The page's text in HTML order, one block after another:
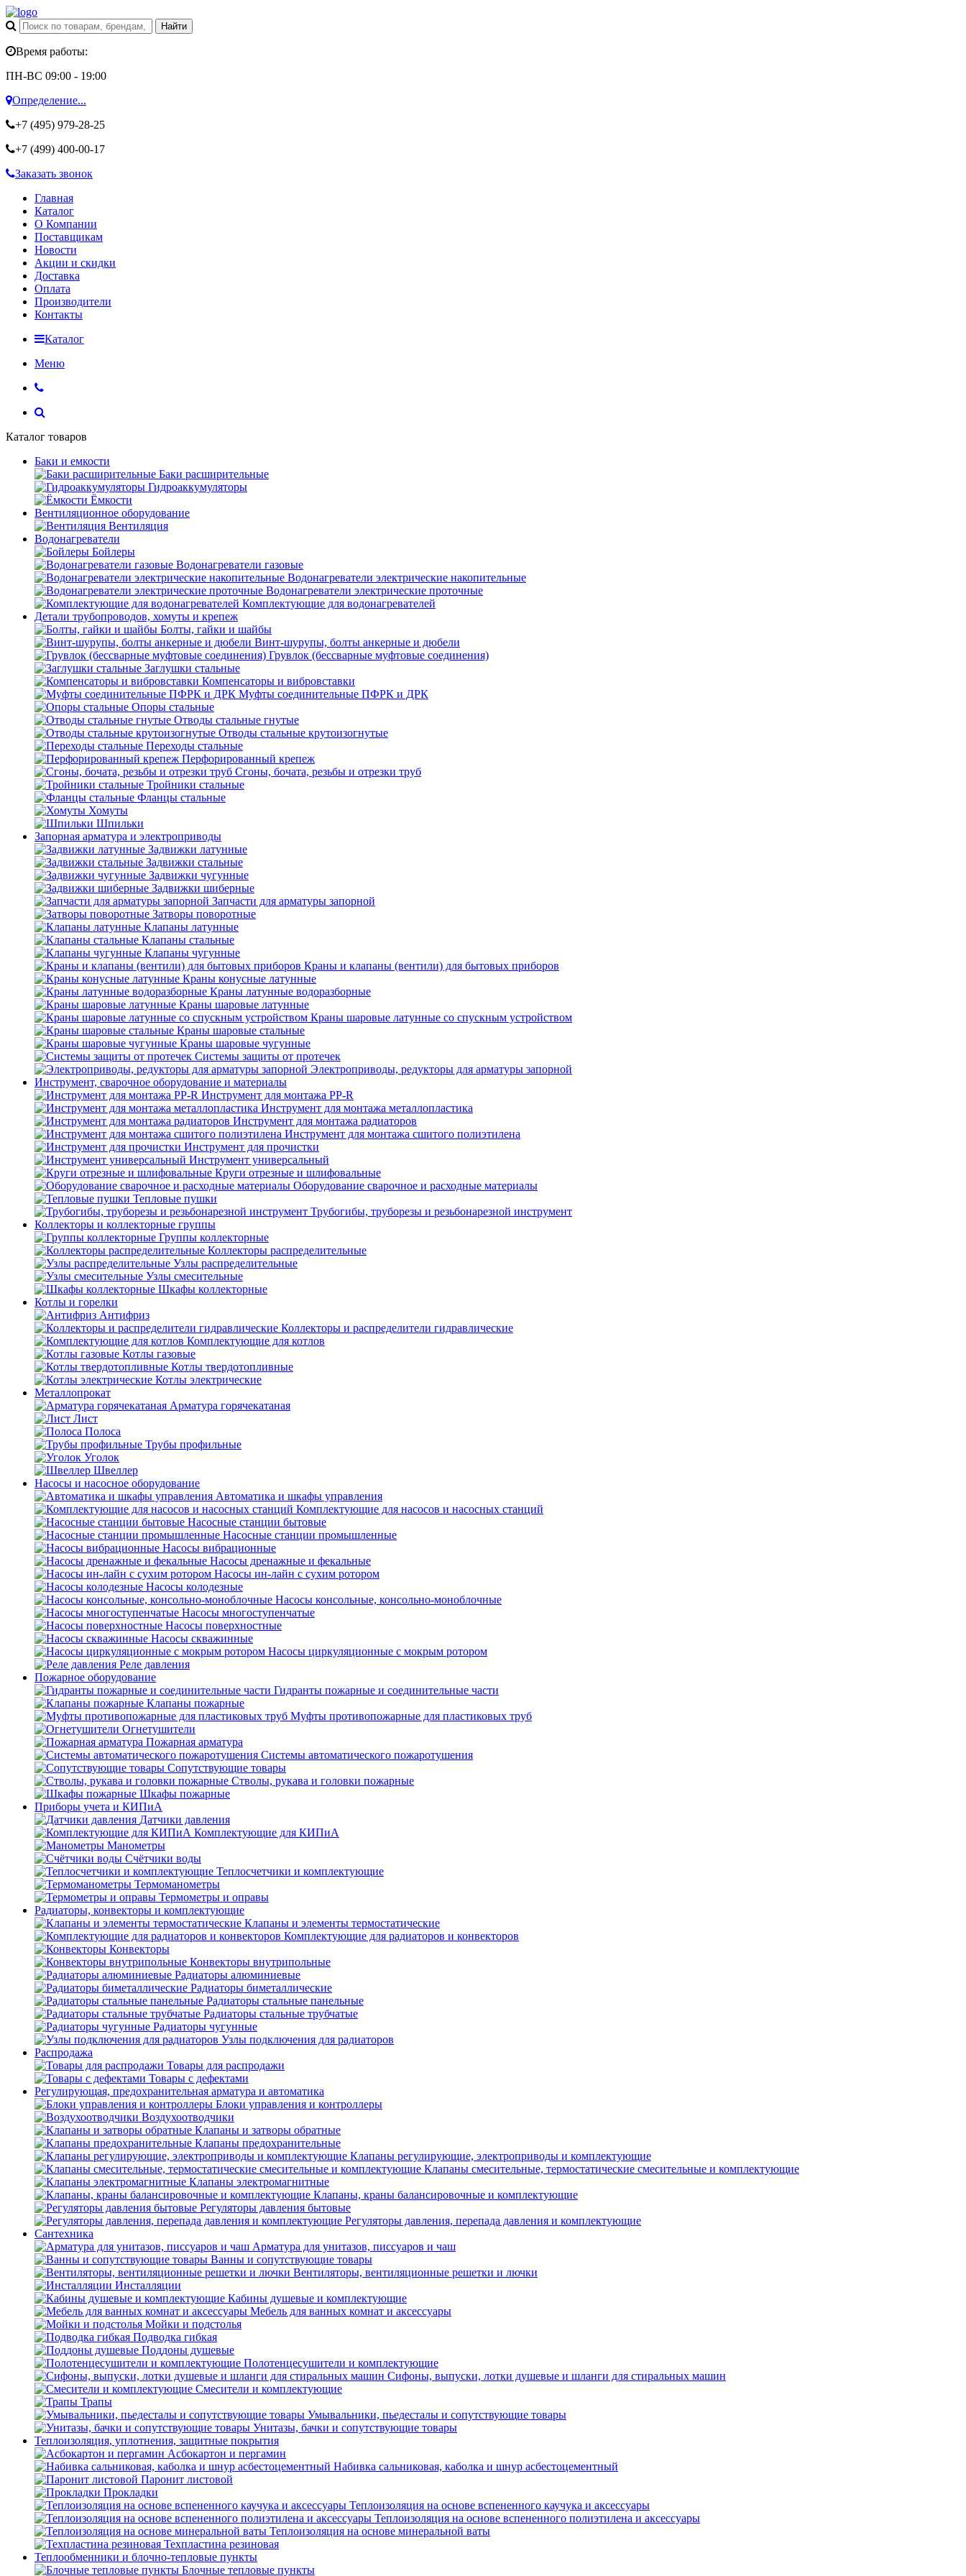
Время работы:
ПН-ВС 09:00 - 19:00
Определение...
+7 (495) 979-28-25
+7 (499) 400-00-17
Заказать звонок
Главная
Каталог
О Компании
Поставщикам
Новости
Акции и скидки
Доставка
Оплата
Производители
Контакты
Каталог
Меню
Каталог товаров
Баки и емкости
Баки расширительные
Гидроаккумуляторы
Ёмкости
Вентиляционное оборудование
Вентиляция
Водонагреватели
Бойлеры
Водонагреватели газовые
Водонагреватели электрические накопительные
Водонагреватели электрические проточные
Комплектующие для водонагревателей
Детали трубопроводов, хомуты и крепеж
Болты, гайки и шайбы
Винт-шурупы, болты анкерные и дюбели
Грувлок (бессварные муфтовые соединения)
Заглушки стальные
Компенсаторы и вибровставки
Муфты соединительные ПФРК и ДРК
Опоры стальные
Отводы стальные гнутые
Отводы стальные крутоизогнутые
Переходы стальные
Перфорированный крепеж
Сгоны, бочата, резьбы и отрезки труб
Тройники стальные
Фланцы стальные
Хомуты
Шпильки
Запорная арматура и электроприводы
Задвижки латунные
Задвижки стальные
Задвижки чугунные
Задвижки шиберные
Запчасти для арматуры запорной
Затворы поворотные
Клапаны латунные
Клапаны стальные
Клапаны чугунные
Краны и клапаны (вентили) для бытовых приборов
Краны конусные латунные
Краны латунные водоразборные
Краны шаровые латунные
Краны шаровые латунные со спускным устройством
Краны шаровые стальные
Краны шаровые чугунные
Системы защиты от протечек
Электроприводы, редукторы для арматуры запорной
Инструмент, сварочное оборудование и материалы
Инструмент для монтажа PP-R
Инструмент для монтажа металлопластика
Инструмент для монтажа радиаторов
Инструмент для монтажа сшитого полиэтилена
Инструмент для прочистки
Инструмент универсальный
Круги отрезные и шлифовальные
Оборудование сварочное и расходные материалы
Тепловые пушки
Трубогибы, труборезы и резьбонарезной инструмент
Коллекторы и коллекторные группы
Группы коллекторные
Коллекторы распределительные
Узлы распределительные
Узлы смесительные
Шкафы коллекторные
Котлы и горелки
Антифриз
Коллекторы и распределители гидравлические
Комплектующие для котлов
Котлы газовые
Котлы твердотопливные
Котлы электрические
Металлопрокат
Арматура горячекатаная
Лист
Полоса
Трубы профильные
Уголок
Швеллер
Насосы и насосное оборудование
Автоматика и шкафы управления
Комплектующие для насосов и насосных станций
Насосные станции бытовые
Насосные станции промышленные
Насосы вибрационные
Насосы дренажные и фекальные
Насосы ин-лайн с сухим ротором
Насосы колодезные
Насосы консольные, консольно-моноблочные
Насосы многоступенчатые
Насосы поверхностные
Насосы скважинные
Насосы циркуляционные с мокрым ротором
Реле давления
Пожарное оборудование
Гидранты пожарные и соединительные части
Клапаны пожарные
Муфты противопожарные для пластиковых труб
Огнетушители
Пожарная арматура
Системы автоматического пожаротушения
Сопутствующие товары
Стволы, рукава и головки пожарные
Шкафы пожарные
Приборы учета и КИПиА
Датчики давления
Комплектующие для КИПиА
Манометры
Счётчики воды
Теплосчетчики и комплектующие
Термоманометры
Термометры и оправы
Радиаторы, конвекторы и комплектующие
Клапаны и элементы термостатические
Комплектующие для радиаторов и конвекторов
Конвекторы
Конвекторы внутрипольные
Радиаторы алюминиевые
Радиаторы биметаллические
Радиаторы стальные панельные
Радиаторы стальные трубчатые
Радиаторы чугунные
Узлы подключения для радиаторов
Распродажа
Товары для распродажи
Товары с дефектами
Регулирующая, предохранительная арматура и автоматика
Блоки управления и контроллеры
Воздухоотводчики
Клапаны и затворы обратные
Клапаны предохранительные
Клапаны регулирующие, электроприводы и комплектующие
Клапаны смесительные, термостатические смесительные и комплектующие
Клапаны электромагнитные
Клапаны, краны балансировочные и комплектующие
Регуляторы давления бытовые
Регуляторы давления, перепада давления и комплектующие
Сантехника
Арматура для унитазов, писсуаров и чаш
Ванны и сопутствующие товары
Вентиляторы, вентиляционные решетки и лючки
Инсталляции
Кабины душевые и комплектующие
Мебель для ванных комнат и аксессуары
Мойки и подстолья
Подводка гибкая
Поддоны душевые
Полотенцесушители и комплектующие
Сифоны, выпуски, лотки душевые и шланги для стиральных машин
Смесители и комплектующие
Трапы
Умывальники, пьедесталы и сопутствующие товары
Унитазы, бачки и сопутствующие товары
Теплоизоляция, уплотнения, защитные покрытия
Асбокартон и пергамин
Набивка сальниковая, каболка и шнур асбестоцементный
Паронит листовой
Прокладки
Теплоизоляция на основе вспененного каучука и аксессуары
Теплоизоляция на основе вспененного полиэтилена и аксессуары
Теплоизоляция на основе минеральной ваты
Техпластина резиновая
Теплообменники и блочно-тепловые пункты
Блочные тепловые пункты